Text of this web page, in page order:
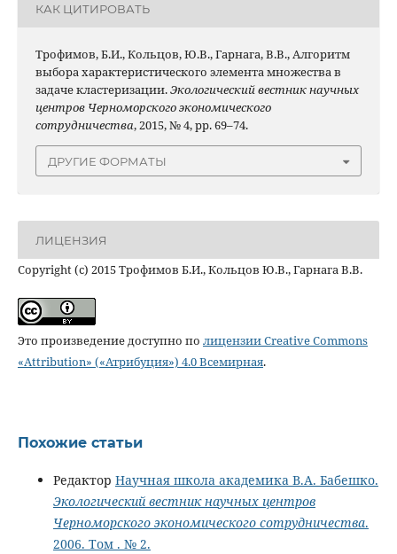
КАК ЦИТИРОВАТЬ
Трофимов, Б.И., Кольцов, Ю.В., Гарнага, В.В., Алгоритм
выбора характеристического элемента множества в
задаче кластеризации.Экологический вестник научных
центров Черноморского экономического
сотрудничества, 2015, № 4, pp. 69–74.
ДРУГИЕ ФОРМАТЫ
ЛИЦЕНЗИЯ
Copyright (c) 2015 Трофимов Б.И., Кольцов Ю.В., Гарнага В.В.
Это произведение доступно по лицензии Creative Commons
«Attribution» («Атрибуция») 4.0 Всемирная.
Похожие статьи
Редактор Научная школа академика В.А. Бабешко.
Экологический вестник научных центров
Черноморского экономического сотрудничества.
2006. Том . № 2.